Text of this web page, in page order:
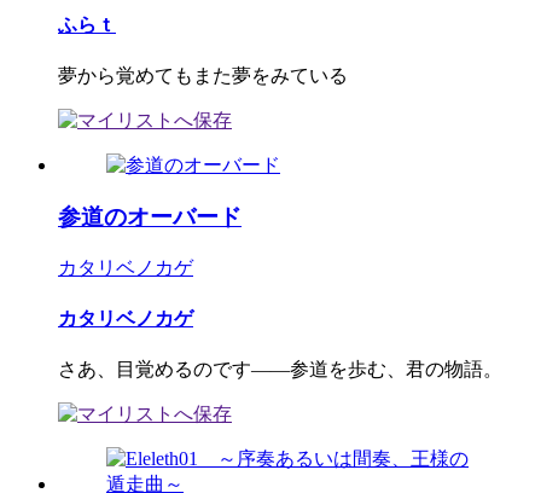
ふらｔ
夢から覚めてもまた夢をみている
参道のオーバード
カタリベノカゲ
カタリベノカゲ
さあ、目覚めるのです――参道を歩む、君の物語。